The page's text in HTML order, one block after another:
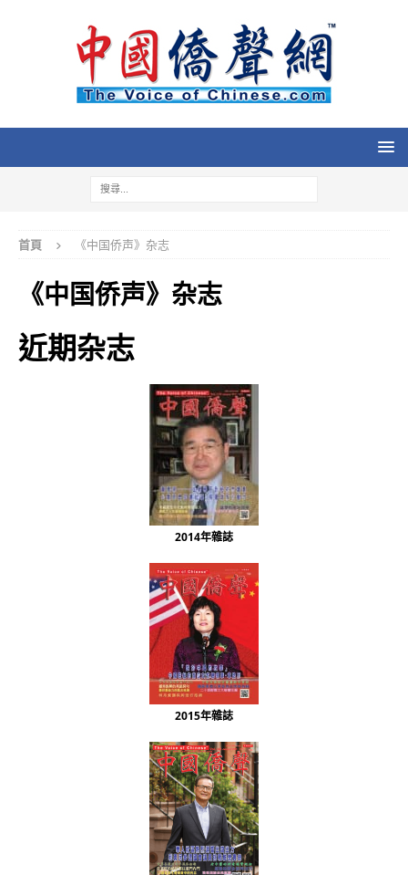
首頁 《中国侨声》杂志
《中国侨声》杂志
近期杂志
2014年雜誌
2015年雜誌